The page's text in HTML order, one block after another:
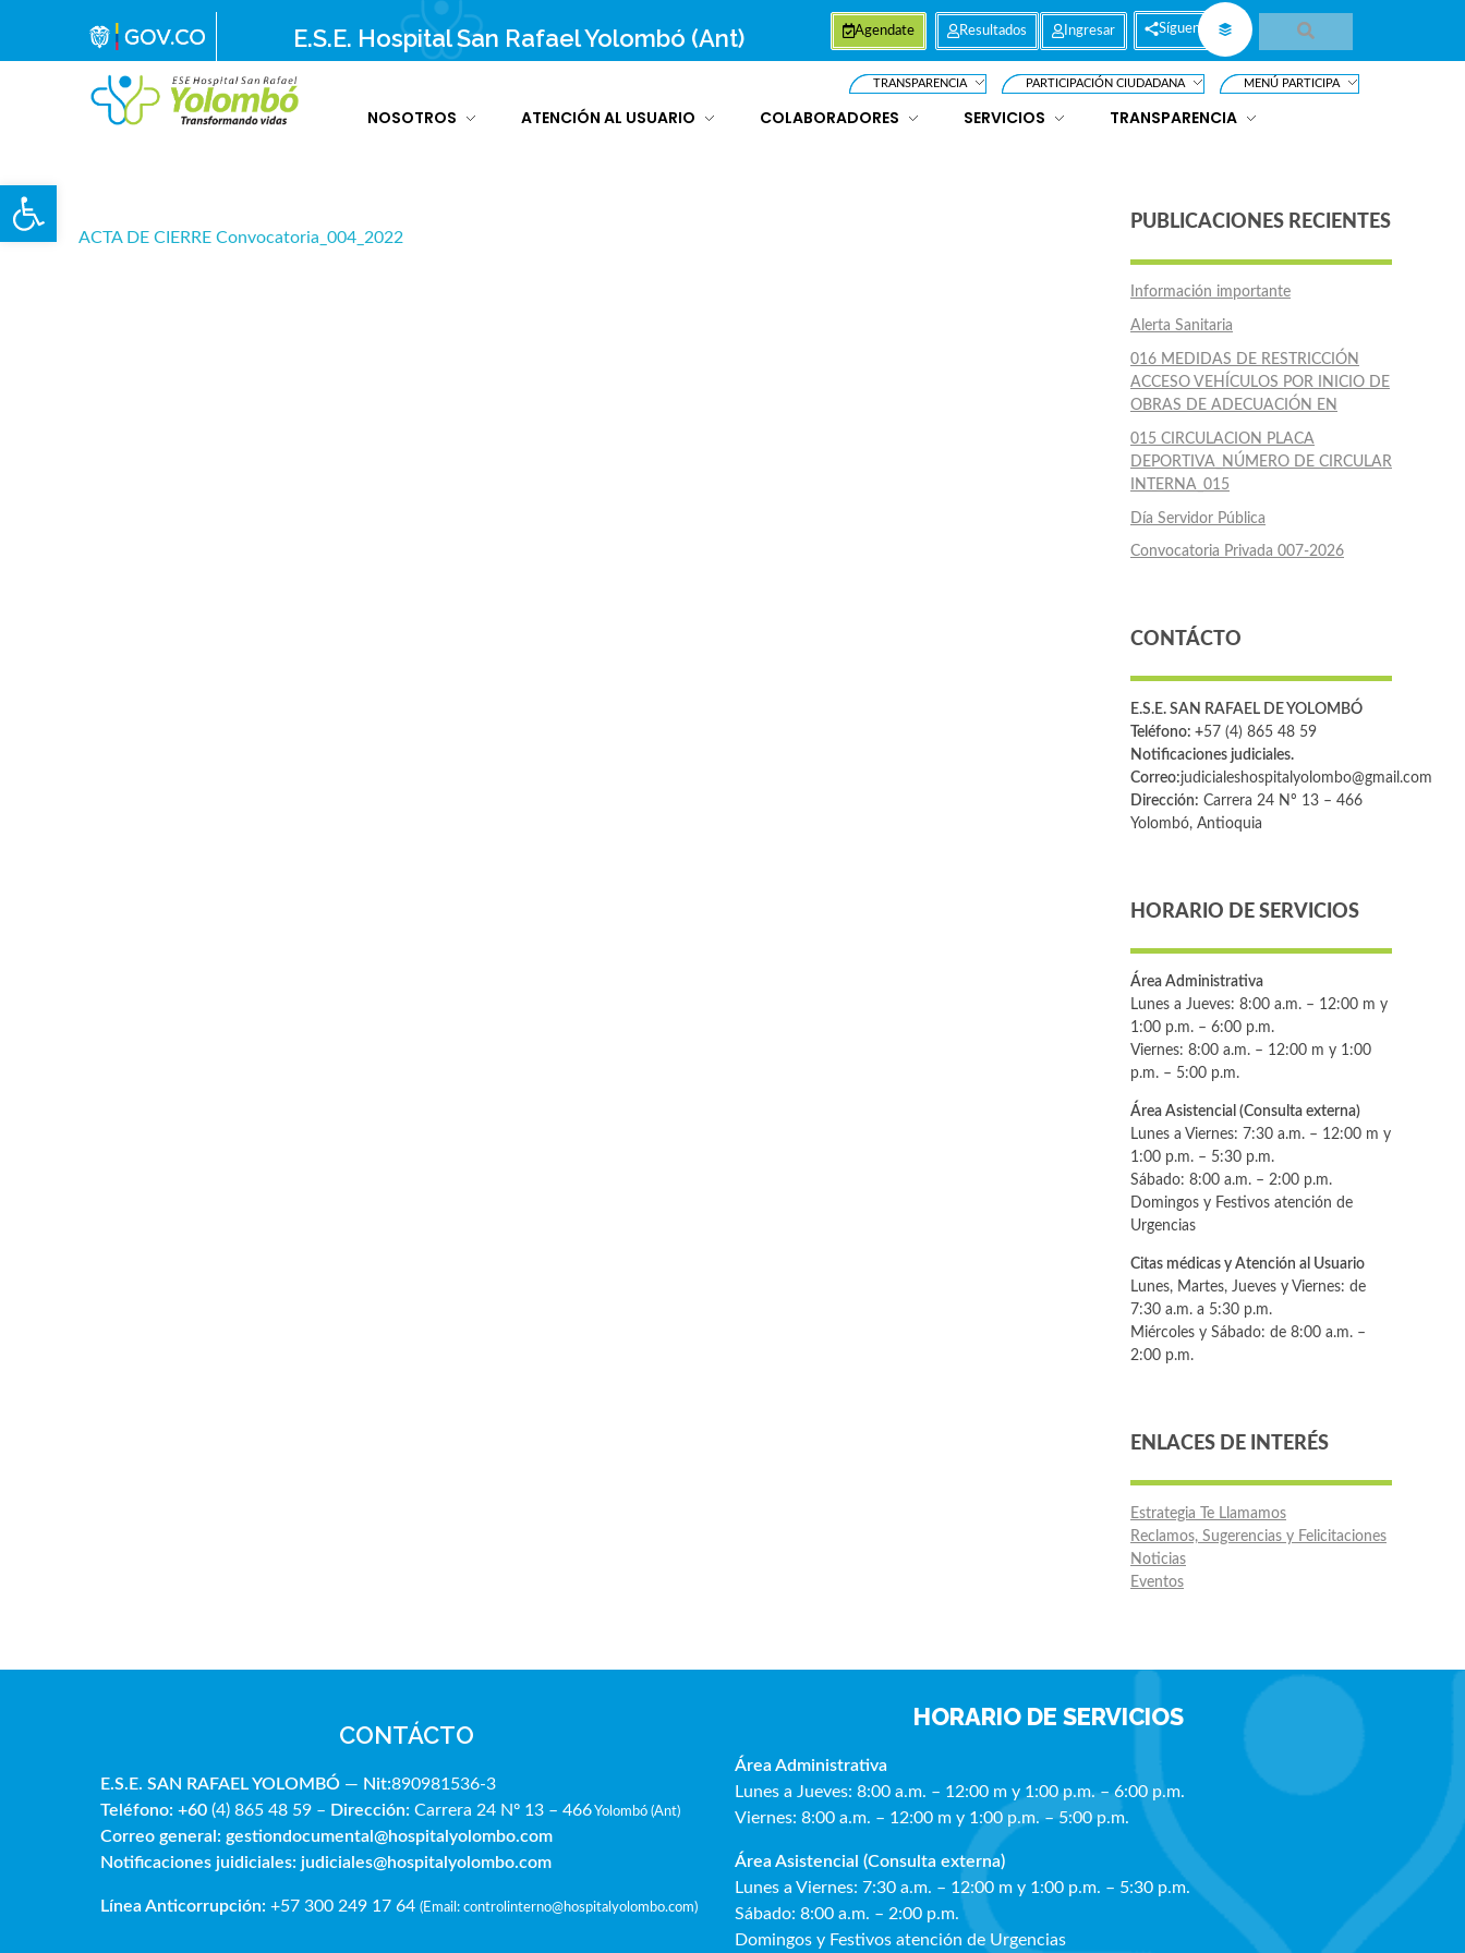
Abrir barra de herramientas
E.S.E. Hospital San Rafael Yolombó (Ant) Agendate Resultados Ingresar Síguenos
TRANSPARENCIA PARTICIPACIÓN CIUDADANA MENÚ PARTICIPA
NOSOTROS ATENCIÓN AL USUARIO COLABORADORES SERVICIOS TRANSPARENCIA
ACTA DE CIERRE Convocatoria_004_2022
PUBLICACIONES RECIENTES
Información importante
Alerta Sanitaria
016 MEDIDAS DE RESTRICCIÓN
ACCESO VEHÍCULOS POR INICIO DE
OBRAS DE ADECUACIÓN EN
015 CIRCULACION PLACA
DEPORTIVA_NÚMERO DE CIRCULAR
INTERNA_015
Día Servidor Pública
Convocatoria Privada 007-2026
CONTÁCTO
E.S.E. SAN RAFAEL DE YOLOMBÓ
Teléfono: +57 (4) 865 48 59
Notificaciones judiciales.
Correo:judicialeshospitalyolombo@gmail.com
Dirección: Carrera 24 Nº 13 – 466
Yolombó, Antioquia
HORARIO DE SERVICIOS
Área Administrativa
Lunes a Jueves: 8:00 a.m. – 12:00 m y
1:00 p.m. – 6:00 p.m.
Viernes: 8:00 a.m. – 12:00 m y 1:00
p.m. – 5:00 p.m.
Área Asistencial (Consulta externa)
Lunes a Viernes: 7:30 a.m. – 12:00 m y
1:00 p.m. – 5:30 p.m.
Sábado: 8:00 a.m. – 2:00 p.m.
Domingos y Festivos atención de
Urgencias
Citas médicas y Atención al Usuario
Lunes, Martes, Jueves y Viernes: de
7:30 a.m. a 5:30 p.m.
Miércoles y Sábado: de 8:00 a.m. –
2:00 p.m.
ENLACES DE INTERÉS
Estrategia Te Llamamos
Reclamos, Sugerencias y Felicitaciones
Noticias
Eventos
CONTÁCTO
E.S.E. SAN RAFAEL YOLOMBÓ — Nit:890981536-3
Teléfono: +60 (4) 865 48 59 – Dirección: Carrera 24 Nº 13 – 466Yolombó (Ant)
Correo general: gestiondocumental@hospitalyolombo.com
Notificaciones juidiciales: judiciales@hospitalyolombo.com
Línea Anticorrupción: +57 300 249 17 64 (Email: controlinterno@hospitalyolombo.com)
HORARIO DE SERVICIOS
Área Administrativa
Lunes a Jueves: 8:00 a.m. – 12:00 m y 1:00 p.m. – 6:00 p.m.
Viernes: 8:00 a.m. – 12:00 m y 1:00 p.m. – 5:00 p.m.
Área Asistencial (Consulta externa)
Lunes a Viernes: 7:30 a.m. – 12:00 m y 1:00 p.m. – 5:30 p.m.
Sábado: 8:00 a.m. – 2:00 p.m.
Domingos y Festivos atención de Urgencias